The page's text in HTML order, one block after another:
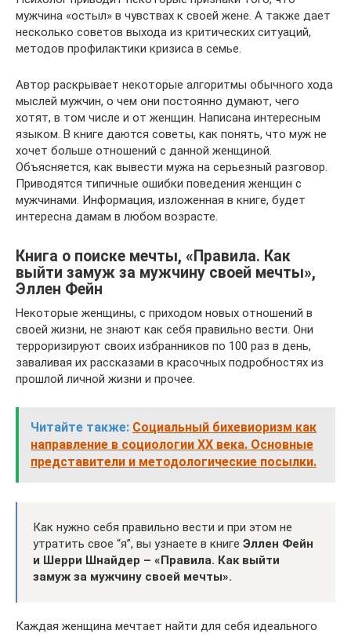
мужчина «остыл» в чувствах к своей жене. А также дает
несколько советов выхода из критических ситуаций,
методов профилактики кризиса в семье.
Автор раскрывает некоторые алгоритмы обычного хода
мыслей мужчин, о чем они постоянно думают, чего
хотят, в том числе и от женщин. Написана интересным
языком. В книге даются советы, как понять, что муж не
хочет больше отношений с данной женщиной.
Объясняется, как вывести мужа на серьезный разговор.
Приводятся типичные ошибки поведения женщин с
мужчинами. Информация, изложенная в книге, будет
интересна дамам в любом возрасте.
Книга о поиске мечты, «Правила. Как
выйти замуж за мужчину своей мечты»,
Эллен Фейн
Некоторые женщины, с приходом новых отношений в
своей жизни, не знают как себя правильно вести. Они
терроризируют своих избранников по 100 раз в день,
заваливая их рассказами в красочных подробностях из
прошлой личной жизни и прочее.
Читайте также: Социальный бихевиоризм как
направление в социологии ХХ века. Основные
представители и методологические посылки.
Как нужно себя правильно вести и при этом не
утратить свое “я”, вы узнаете в книге Эллен Фейн
и Шерри Шнайдер – «Правила. Как выйти
замуж за мужчину своей мечты».
Каждая женщина мечтает найти для себя идеального